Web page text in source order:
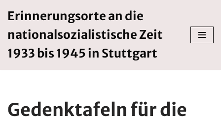
Inhalt
springen
Erinnerungsorte an die
nationalsozialistische Zeit
1933 bis 1945 in Stuttgart
Gedenktafeln für die